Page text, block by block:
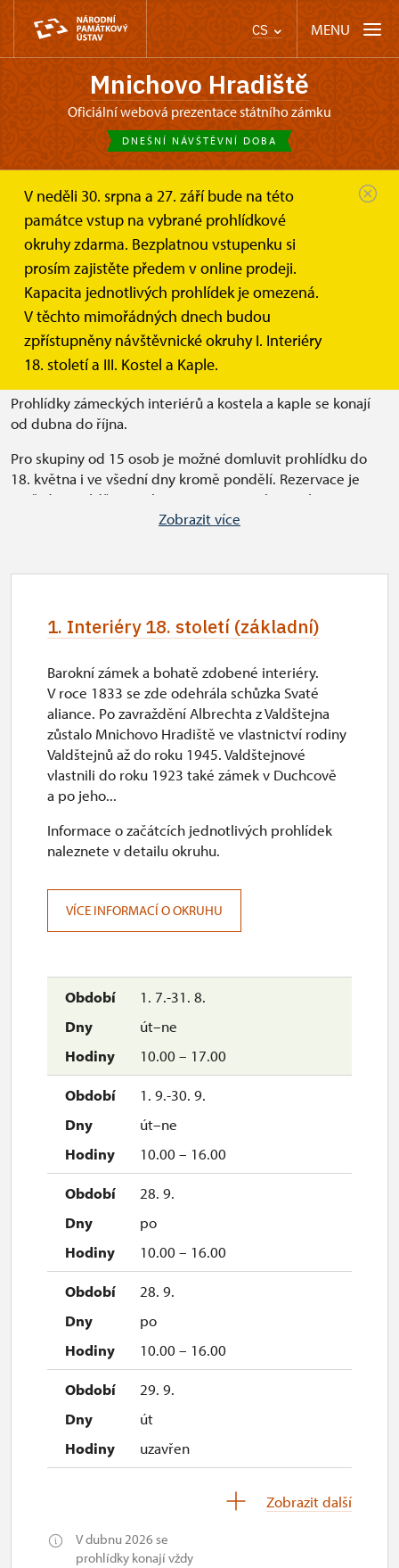
CS MENU
Mnichovo Hradiště
oficiální webová prezentace státního zámku
DNEŠNÍ NÁVŠTĚVNÍ DOBA
V neděli 30. srpna a 27. září bude na této
památce vstup na vybrané prohlídkové
okruhy zdarma. Bezplatnou vstupenku si
prosím zajistěte předem v online prodeji.
Kapacita jednotlivých prohlídek je omezená.
V těchto mimořádných dnech budou
zpřístupněny návštěvnické okruhy I. Interiéry
18. století a III. Kostel a Kaple.
Mnichovo Hradiště
Informace pro návštěvníky
Návštěvní doba
Návštěvní doba
V květnu je zámecká zahrada přístupná denně od 7 do
18 hodin. V případě špatného počasí dbejte své osobní
bezpečnosti.
Prohlídky zámeckých interiérů a kostela a kaple se konají
od dubna do října.
Pro skupiny od 15 osob je možné domluvit prohlídku do
18. května i ve všední dny kromě pondělí. Rezervace je
možné provádět na tel. 724 484 445 nebo mailem na
mnichovohradiste@npu.cz minimálně týden dopředu.
Pokladna zámku má v otevírací dny polední
Zájemcům o návštěvu všech tří interiérových okruhů
doporučujeme přijet nejpozději 3 hodiny před koncem
otevírací doby.
Zobrazit více
1. Interiéry 18. století (základní)
1. 7.-31. 8.
út–ne
10.00 – 17.00
1. 9.-30. 9.
út–ne
10.00 – 16.00
28. 9.
po
10.00 – 16.00
28. 9.
po
10.00 – 16.00
29. 9.
út
uzavřen
10.00 – 14.00
Zobrazit další
V dubnu 2026 se
prohlídky konají vždy
Barokní zámek a bohatě zdobené interiéry.
V roce 1833 se zde odehrála schůzka Svaté
aliance. Po zavraždění Albrechta z Valdštejna
zůstalo Mnichovo Hradiště ve vlastnictví rodiny
Valdštejnů až do roku 1945. Valdštejnové
vlastnili do roku 1923 také zámek v Duchcově
a po jeho...
Informace o začátcích jednotlivých prohlídek
naleznete v detailu okruhu.
VÍCE INFORMACÍ O OKRUHU